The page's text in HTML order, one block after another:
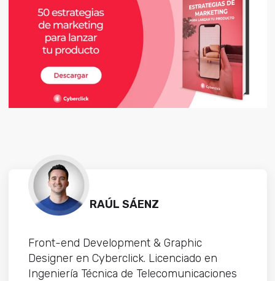
RAÚL SÁENZ
Front-end Development & Graphic
Designer en Cyberclick. Licenciado en
Ingeniería Técnica de Telecomunicaciones